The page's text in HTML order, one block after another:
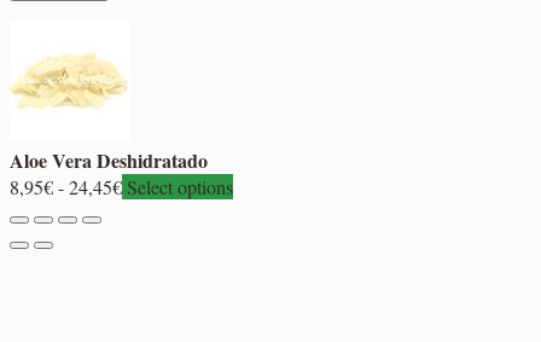
Aloe Vera Deshidratado
8,95€-24,45€Rango
Select options